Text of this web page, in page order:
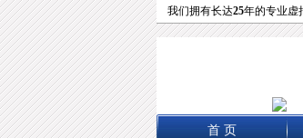
我们拥有长达25年的专业虚
首 页